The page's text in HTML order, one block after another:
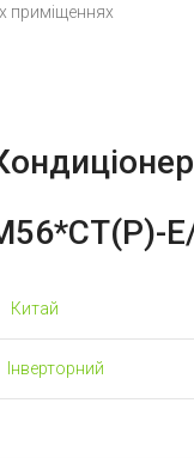
приміщеннях
Китай
Інверторний